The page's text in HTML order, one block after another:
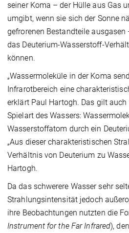
seiner Koma – der Hülle aus Gas
umgibt, wenn sie sich der Sonne
gefrorenen Bestandteile
das Deuterium-Wasserstoff-
können.
„Wassermoleküle in der Koma
Infrarotbereich eine
erklärt Paul Hartogh. Das gilt auch
Spielart des Wassers:
Wasserstoffatom durch ein
„Aus dieser charakteristischen
Verhältnis von Deuterium zu
Hartogh.
Da das schwerere Wasser sehr
Strahlungsintensität jedoch
ihre Beobachtungen nutzten die
Instrument for the Far Infrared),